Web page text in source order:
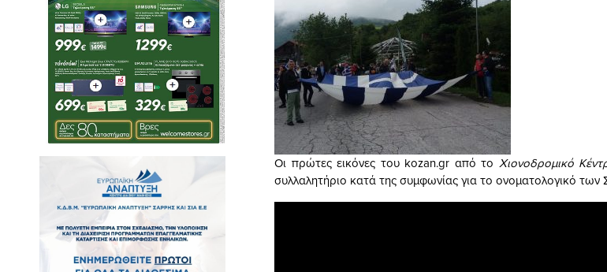
Οι πρώτες εικόνες του kozan.gr από το Χιονοδρομικό
συλλαλητήριο κατά της συμφωνίας για το ονοματολογικό των